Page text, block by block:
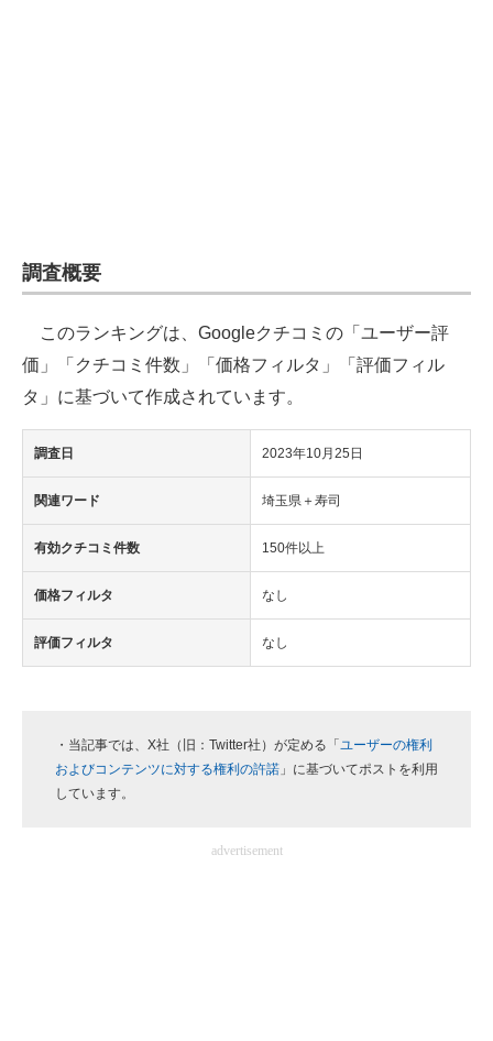
電子設計の基本と応用
エネルギーの専門メディア
建設×テクノロジーの最前線
調査概要
このランキングは、Googleクチコミの「ユーザー評
価」「クチコミ件数」「価格フィルタ」「評価フィル
タ」に基づいて作成されています。
調査日 2023年10月25日
関連ワード 埼玉県＋寿司
有効クチコミ件数 150件以上
価格フィルタ なし
評価フィルタ なし
・当記事では、X社（旧：Twitter社）が定める「 ユーザーの権利
およびコンテンツに対する権利の許諾 」に基づいてポストを利用
しています。
advertisement